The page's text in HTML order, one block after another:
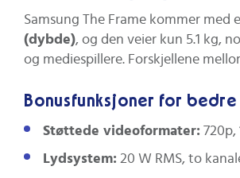
Samsung The Frame kommer
(dybde), og den veier kun 5.1 kg,
og mediespillere. Forskjellene
Bonusfunksjoner for
Støttede videoformater: 720p,
Lydsystem: 20 W RMS, to